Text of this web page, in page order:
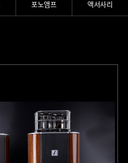
포노앰프 액서사리